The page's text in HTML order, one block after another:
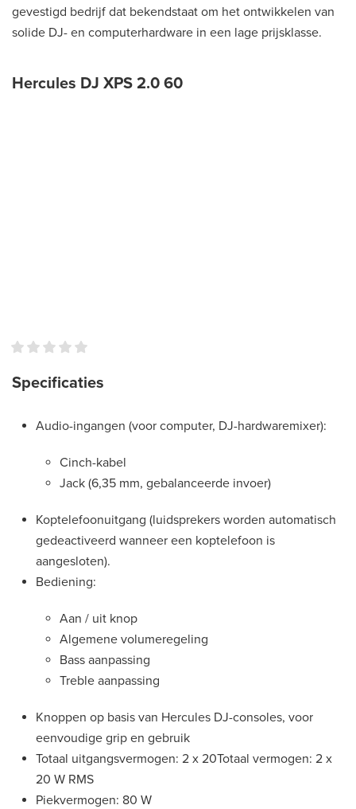
gevestigd bedrijf dat bekendstaat om het ontwikkelen van
solide DJ- en computerhardware in een lage prijsklasse.
Hercules DJ XPS 2.0 60
Specificaties
Audio-ingangen (voor computer, DJ-hardwaremixer):
Cinch-kabel
Jack (6,35 mm, gebalanceerde invoer)
Koptelefoonuitgang (luidsprekers worden automatisch
gedeactiveerd wanneer een koptelefoon is
aangesloten).
Bediening:
Aan / uit knop
Algemene volumeregeling
Bass aanpassing
Treble aanpassing
Knoppen op basis van Hercules DJ-consoles, voor
eenvoudige grip en gebruik
Totaal uitgangsvermogen: 2 x 20Totaal vermogen: 2 x
20 W RMS
Piekvermogen: 80 W